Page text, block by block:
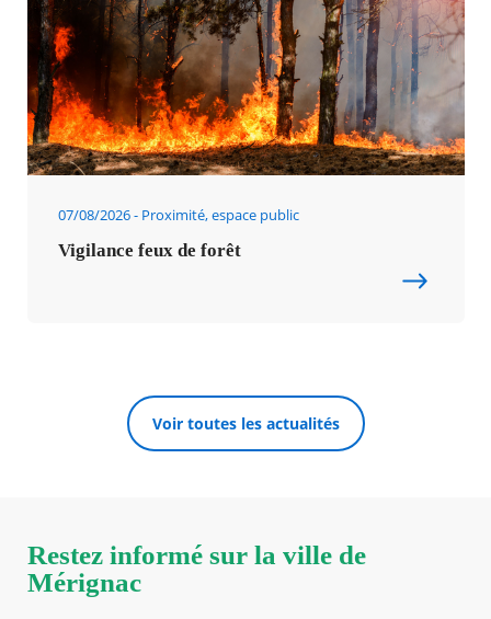
07/08/2026 Proximité, espace public
Vigilance feux de forêt
Voir toutes les actualités
Restez informé sur la ville de
Mérignac